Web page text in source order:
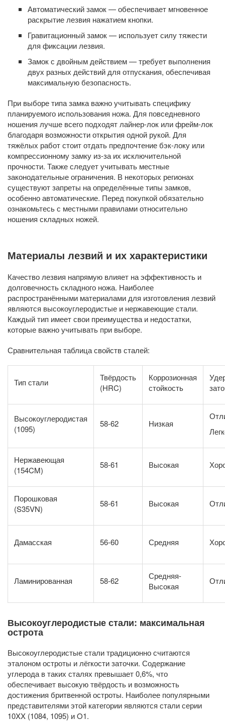
Автоматический замок — обеспечивает мгновенное
раскрытие лезвия нажатием кнопки.
Гравитационный замок — использует силу тяжести
для фиксации лезвия.
Замок с двойным действием — требует выполнения
двух разных действий для отпускания, обеспечивая
максимальную безопасность.
При выборе типа замка важно учитывать специфику
планируемого использования ножа. Для повседневного
ношения лучше всего подходят лайнер-лок или фрейм-лок
благодаря возможности открытия одной рукой. Для
тяжёлых работ стоит отдать предпочтение бэк-локу или
компрессионному замку из-за их исключительной
прочности. Также следует учитывать местные
законодательные ограничения. В некоторых регионах
существуют запреты на определённые типы замков,
особенно автоматические. Перед покупкой обязательно
ознакомьтесь с местными правилами относительно
ношения складных ножей.
Материалы лезвий и их характеристики
Качество лезвия напрямую влияет на эффективность и
долговечность складного ножа. Наиболее
распространёнными материалами для изготовления лезвий
являются высокоуглеродистые и нержавеющие стали.
Каждый тип имеет свои преимущества и недостатки,
которые важно учитывать при выборе.
Сравнительная таблица свойств сталей:
Тип стали
Твёрдость
(HRC)
Коррозионная
стойкость
Высокоуглеродистая
(1095)
58-62 Низкая
Нержавеющая
(154CM)
58-61 Высокая
Порошковая
(S35VN)
58-61 Высокая
Дамасская 56-60 Средняя
Ламинированная 58-62
Средняя-
Высокая
Высокоуглеродистые стали: максимальная
острота
Высокоуглеродистые стали традиционно считаются
эталоном остроты и лёгкости заточки. Содержание
углерода в таких сталях превышает 0,6%, что
обеспечивает высокую твёрдость и возможность
достижения бритвенной остроты. Наиболее популярными
представителями этой категории являются стали серии
10XX (1084, 1095) и O1.